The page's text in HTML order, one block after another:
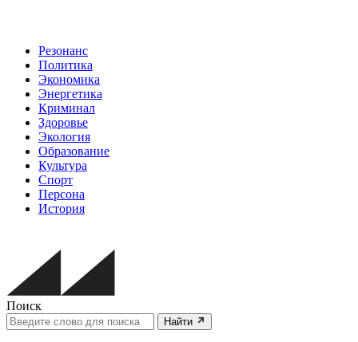
Резонанс
Политика
Экономика
Энергетика
Криминал
Здоровье
Экология
Образование
Культура
Спорт
Персона
История
Поиск
Найти